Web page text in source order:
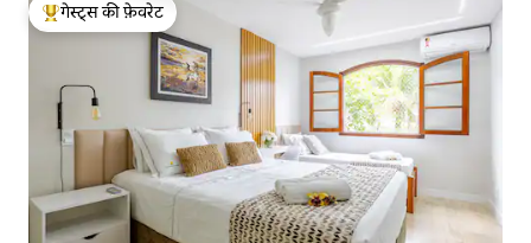
गेस्ट्स का टॉप फ़ेवरेट
गेस्ट्स की फ़ेवरेट